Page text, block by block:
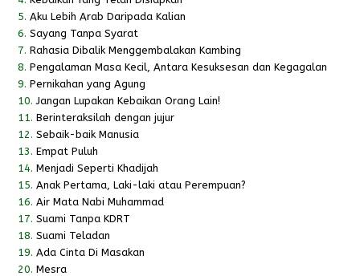
5. Aku Lebih Arab Daripada Kalian
6. Sayang Tanpa Syarat
7. Rahasia Dibalik Menggembalakan Kambing
8. Pengalaman Masa Kecil, Antara Kesuksesan dan Kegagalan
9. Pernikahan yang Agung
10. Jangan Lupakan Kebaikan Orang Lain!
11. Berinteraksilah dengan jujur
12. Sebaik-baik Manusia
13. Empat Puluh
14. Menjadi Seperti Khadijah
15. Anak Pertama, Laki-laki atau Perempuan?
16. Air Mata Nabi Muhammad
17. Suami Tanpa KDRT
18. Suami Teladan
19. Ada Cinta Di Masakan
20. Mesra